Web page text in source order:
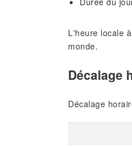
L'heure locale
monde.
Décalage
Décalage